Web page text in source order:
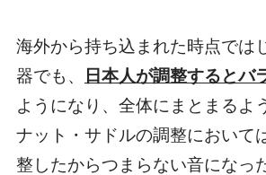
海外から持ち込まれた時点では
器でも、
日本人が調整するとバ
ようになり、全体にまとまるよ
ナット・サドルの調整において
整したからつまらない音になっ